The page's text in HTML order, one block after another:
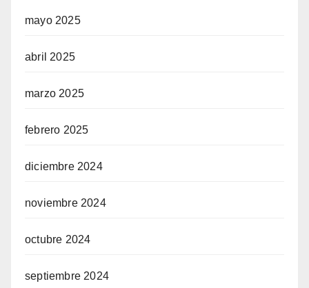
mayo 2025
abril 2025
marzo 2025
febrero 2025
diciembre 2024
noviembre 2024
octubre 2024
septiembre 2024